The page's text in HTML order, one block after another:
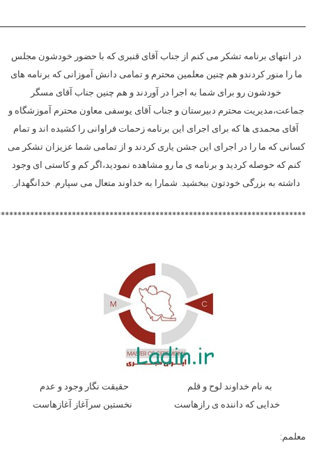
در انتهای برنامه تشکر می کنم از جناب آقای قنبری که با حضور خودشون مجلس
ما را منور کردندو هم چنین معلمین محترم و تمامی دانش آموزانی که برنامه های
خودشون رو برای شما به اجرا در آوردند و هم چنین جناب آقای مسگر
جماعت،مدیریت محترم دبیرستان و جناب آقای یوسفی معاون محترم آموزشگاه و
آقای محمدی ها که برای اجرای این برنامه زحمات فراوانی را کشیده اند و تمام
کسانی که ما را در اجرای این جشن یاری کردند و از تمامی شما عزیزان تشکر می
کنم که حوصله کردید و برنامه ی ما رو مشاهده نمودید،اگر کم و کاستی ای وجود
داشته به بزرگی خودتون ببخشید. شمارا به خداوند متعال می سپارم. خدانگهدار.
به نام خداوند لوح و قلم حقیقت نگار وجود و عدم
خدایی که داننده ی رازهاست نخستین سرآغاز آغازهاست
معلمم: